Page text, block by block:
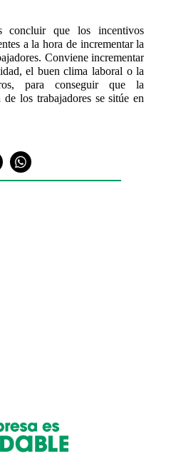
concluir que los incentivos
a la hora de incrementar la
Conviene incrementar
el buen clima laboral o la
para conseguir que la
los trabajadores se sitúe en